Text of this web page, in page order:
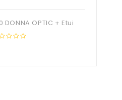
DONNA OPTIC + Etui